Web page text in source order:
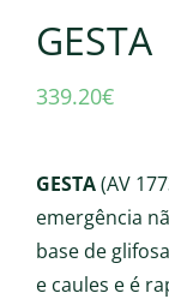
GESTA
339.20€
GESTA(AV
emergência
base de
e caules e é